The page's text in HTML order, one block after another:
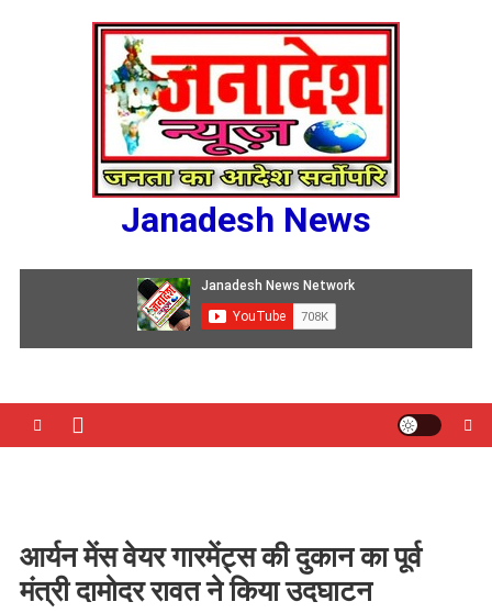
Janadesh News
आर्यन मेंस वेयर गारमेंट्स की दुकान का पूर्व
मंत्री दामोदर रावत ने किया उदघाटन